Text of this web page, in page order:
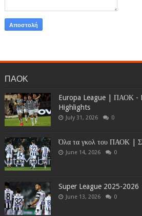
ΠΑΟΚ
Europa League | ΠΑΟΚ -
Highlights
July 31, 2026 0
Όλα τα γκολ του ΠΑΟΚ |
June 14, 2026 0
Super League 2025-
June 13, 2026 0